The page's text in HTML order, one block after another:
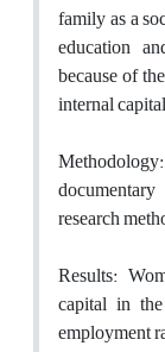
family as a
education
because of
internal
research
Results:
capital in
employment